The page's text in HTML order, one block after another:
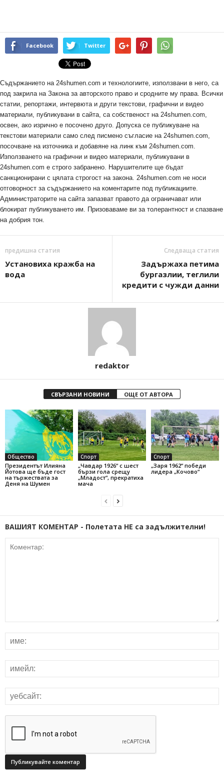
Facebook Twitter
Съдържанието на 24shumen.com и технологиите, използвани в него, са
под закрила на Закона за авторското право и сродните му права. Всички
статии, репортажи, интервюта и други текстови, графични и видео
материали, публикувани в сайта, са собственост на 24shumen.com,
освен, ако изрично е посочено друго. Допуска се публикуване на
текстови материали само след писмено съгласие на 24shumen.com,
посочване на източника и добавяне на линк към 24shumen.com.
Използването на графични и видео материали, публикувани в
24shumen.com е строго забранено. Нарушителите ще бъдат
санкционирани с цялата строгост на закона. 24shumen.com не носи
отговорност за съдържанието на коментарите под публикациите.
Администраторите на сайта запазват правото да ограничават или
блокират публикуването им. Призоваваме ви за толерантност и спазване
на добрия тон.
предишна статия
Установиха кражба на
вода
Следваща статия
Задържаха петима
бургазлии, теглили
кредити с чужди данни
redaktor
СВЪРЗАНИ НОВИНИ ОЩЕ ОТ АВТОРА
Общество
Президентът Илияна
Йотова ще бъде гост
на тържествата за
Деня на Шумен
Спорт
„Чавдар 1926“ с шест
бързи гола срещу
„Младост“, прекратиха
мача
Спорт
„Заря 1962“ победи
лидера „Кочово“
ВАШИЯТ КОМЕНТАР - Полетата НЕ са задължителни!